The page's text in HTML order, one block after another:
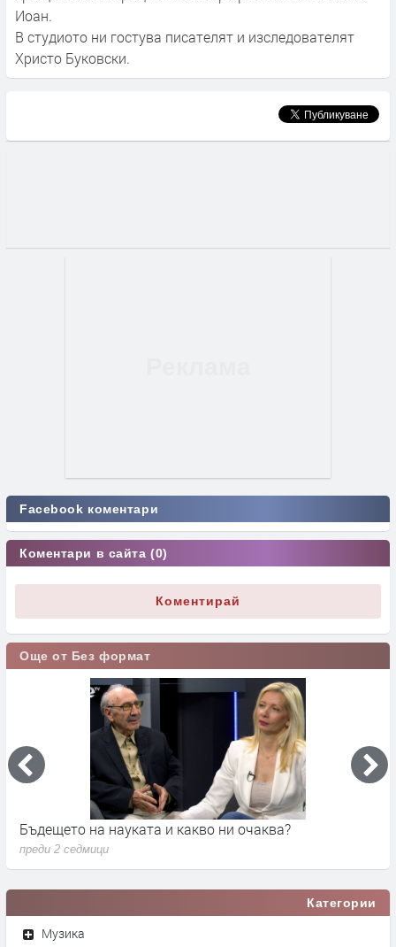
Иоан.
В студиото ни гостува писателят и изследователят
Христо Буковски.
Facebook коментари
Коментари в сайта (0)
Коментирай
Още от Без формат
Бъдещето на науката и какво ни очаква?
преди 2 седмици
Категории
Музика